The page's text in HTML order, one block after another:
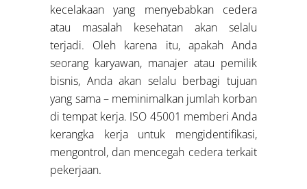
kecelakaan yang menyebabkan cedera
atau masalah kesehatan akan selalu
terjadi. Oleh karena itu, apakah Anda
seorang karyawan, manajer atau pemilik
bisnis, Anda akan selalu berbagi tujuan
yang sama – meminimalkan jumlah korban
di tempat kerja. ISO 45001 memberi Anda
kerangka kerja untuk mengidentifikasi,
mengontrol, dan mencegah cedera terkait
pekerjaan.